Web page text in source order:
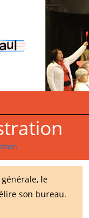
le
son bureau.